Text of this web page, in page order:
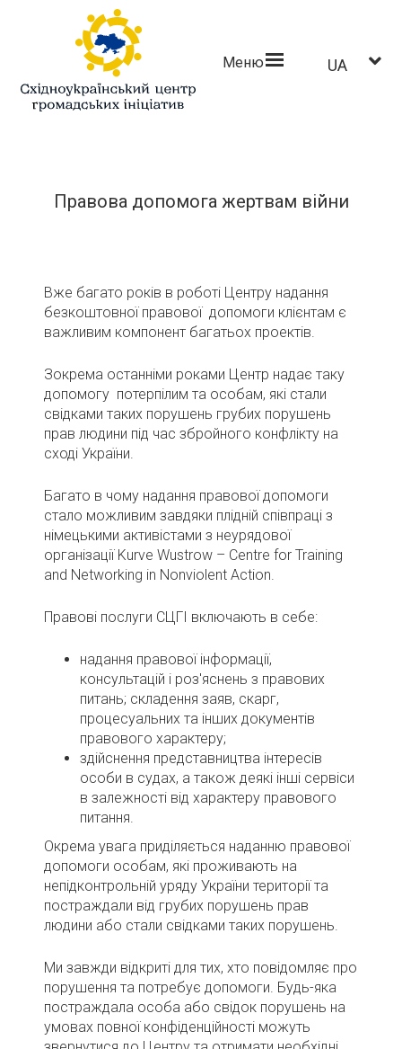
Меню UA
Правова допомога жертвам війни
Вже багато років в роботі Центру надання
безкоштовної правової допомоги клієнтам є
важливим компонент багатьох проектів.
Зокрема останніми роками Центр надає таку
допомогу потерпілим та особам, які стали
свідками таких порушень грубих порушень
прав людини під час збройного конфлікту на
сході України.
Багато в чому надання правової допомоги
стало можливим завдяки плідній співпраці з
німецькими активістами з неурядової
організації Kurve Wustrow – Centre for Training
and Networking in Nonviolent Action.
Правові послуги СЦГІ включають в себе:
надання правової інформації,
консультацій і роз'яснень з правових
питань; складення заяв, скарг,
процесуальних та інших документів
правового характеру;
здійснення представництва інтересів
особи в судах, а також деякі інші сервіси
в залежності від характеру правового
питання.
Окрема увага приділяється наданню правової
допомоги особам, які проживають на
непідконтрольній уряду України території та
постраждали від грубих порушень прав
людини або стали свідками таких порушень.
Ми завжди відкриті для тих, хто повідомляє про
порушення та потребує допомоги. Будь-яка
постраждала особа або свідок порушень на
умовах повної конфіденційності можуть